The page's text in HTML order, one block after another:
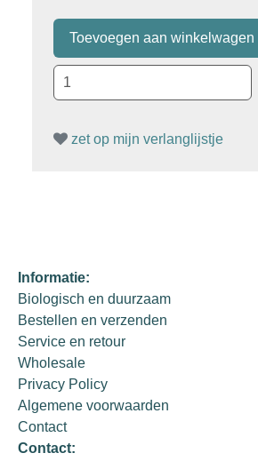
zet op mijn verlanglijstje
Informatie:
Biologisch en duurzaam
Bestellen en verzenden
Service en retour
Wholesale
Privacy Policy
Algemene voorwaarden
Contact
Contact: